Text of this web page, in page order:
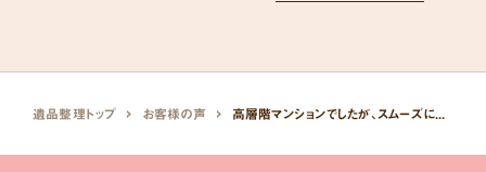
遺品整理トップ お客様の声